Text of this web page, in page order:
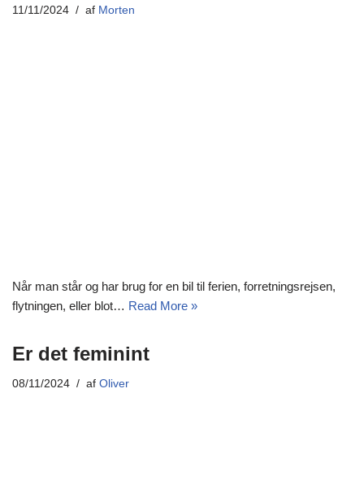
11/11/2024 af Morten
Når man står og har brug for en bil til ferien, forretningsrejsen,
flytningen, eller blot… Read More »
Er det feminint
08/11/2024 af Oliver